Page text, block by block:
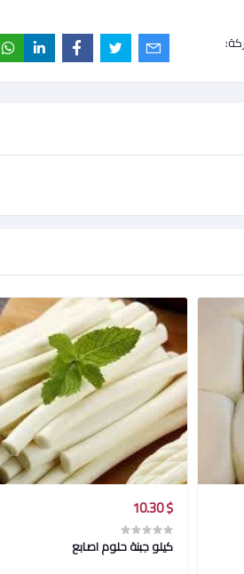
$ 10.30
كيلو جبنة حلوم اصابع